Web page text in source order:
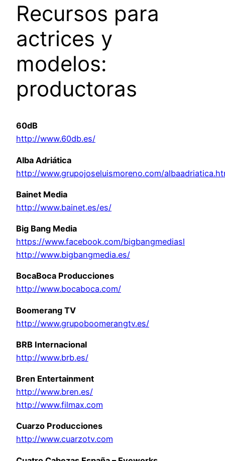
Recursos para
actrices y
modelos:
productoras
60dB
http://www.60db.es/
Alba Adriática
http://www.grupojoseluismoreno.com/
Bainet Media
http://www.bainet.es/es/
Big Bang Media
https://www.facebook.com/bigbangmediasl
http://www.bigbangmedia.es/
BocaBoca Producciones
http://www.bocaboca.com/
Boomerang TV
http://www.grupoboomerangtv.es/
BRB Internacional
http://www.brb.es/
Bren Entertainment
http://www.bren.es/
http://www.filmax.com
Cuarzo Producciones
http://www.cuarzotv.com